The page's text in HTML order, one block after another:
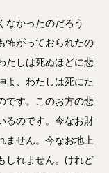
なかったのだろう
怖がっておられたの
たしは死ぬほどに悲
よ、わたしは死にた
です。このお方の悲
るのです。今なお財
ません。今なお地上
しれません。けれど